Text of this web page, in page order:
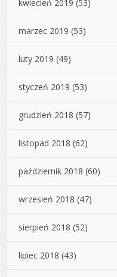
kwiecień 2019 (53)
marzec 2019 (53)
luty 2019 (49)
styczeń 2019 (53)
grudzień 2018 (57)
listopad 2018 (62)
październik 2018 (60)
wrzesień 2018 (47)
sierpień 2018 (52)
lipiec 2018 (43)